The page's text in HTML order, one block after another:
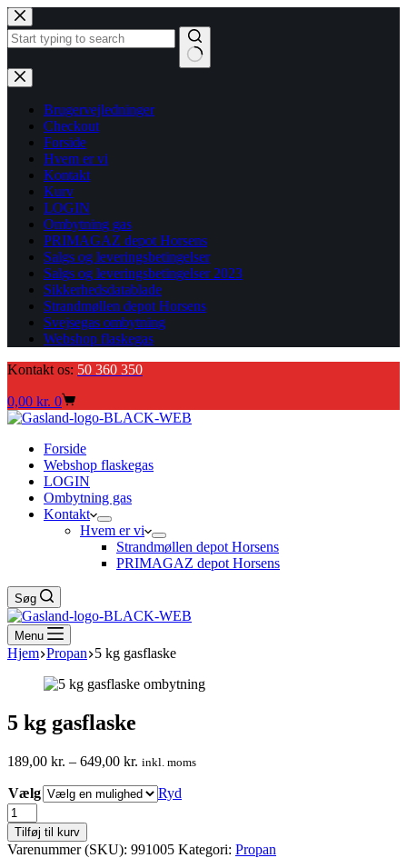
Fortsæt
til
indhold
Ingen
resultater
Brugervejledninger
Checkout
Forside
Hvem er vi
Kontakt
Kurv
LOGIN
Ombytning gas
PRIMAGAZ depot Horsens
Salgs og leveringsbetingelser
Salgs og leveringsbetingelser 2023
Sikkerhedsdatablade
Strandmøllen depot Horsens
Svejsegas ombytning
Webshop flaskegas
Kontakt os: 50 360 350
Indkøbskurv
0,00 kr. 0
Forside
Webshop flaskegas
LOGIN
Ombytning gas
Kontakt
Hvem er vi
Strandmøllen depot Horsens
PRIMAGAZ depot Horsens
Søg
Menu
Hjem Propan 5 kg gasflaske
5 kg gasflaske
189,00 kr. – 649,00 kr. Prisinterval:
til
inkl. moms
Vælg
Ryd
5
kg
gasflaske
antal
Tilføj til kurv
Varenummer (SKU): 991005 Kategori: Propan